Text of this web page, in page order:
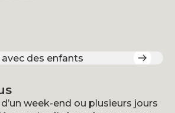
week-end ou plusieurs jours